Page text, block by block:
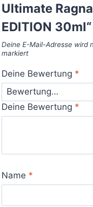
Ultimate
EDITION 30ml“
Deine E-Mail-Adresse wird
markiert
Deine Bewertung *
Deine Bewertung *
Name *